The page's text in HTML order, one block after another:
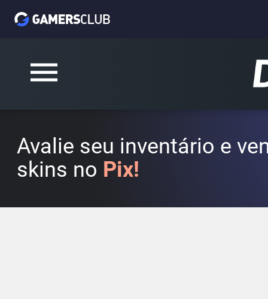
Avalie seu inventário e
skins no Pix!